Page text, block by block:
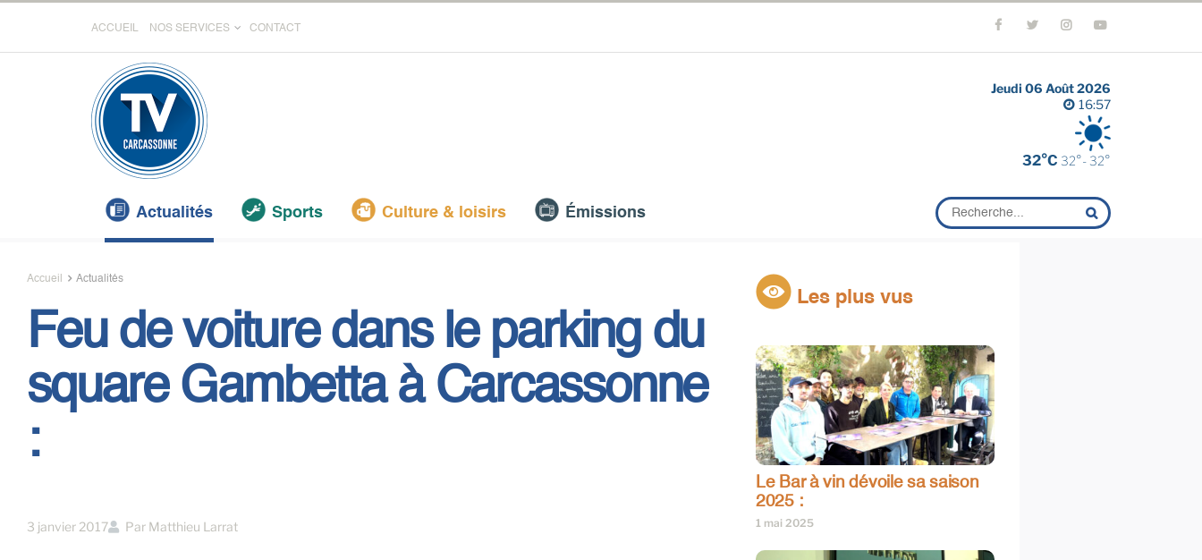
ACCUEIL NOS SERVICES CONTACT
Jeudi 06 Août 2026
16:57
32°C 32°- 32°
Actualités Sports Culture & loisirs Émissions
Accueil Actualités
Feu de voiture dans le parking du
square Gambetta à Carcassonne
:
3 janvier 2017 Par Matthieu Larrat
Les plus vus
Le Bar à vin dévoile sa saison
2025 :
1 mai 2025